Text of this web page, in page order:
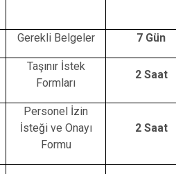
Gerekli Belgeler 7 Gün
Taşınır İstek
Formları
2 Saat
Personel İzin
İsteği ve Onayı
Formu
2 Saat